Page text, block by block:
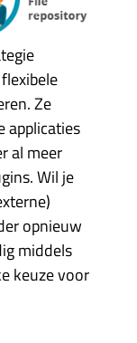
Ze
applicaties
al meer
Wil je
opnieuw
middels
keuze voor